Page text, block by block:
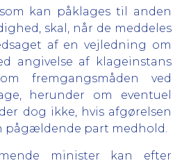
kan påklages til anden
skal, når de meddeles
af en vejledning om
angivelse af klageinstans
fremgangsmåden ved
herunder om eventuel
dog ikke, hvis afgørelsen
pågældende part medhold.
minister kan efter